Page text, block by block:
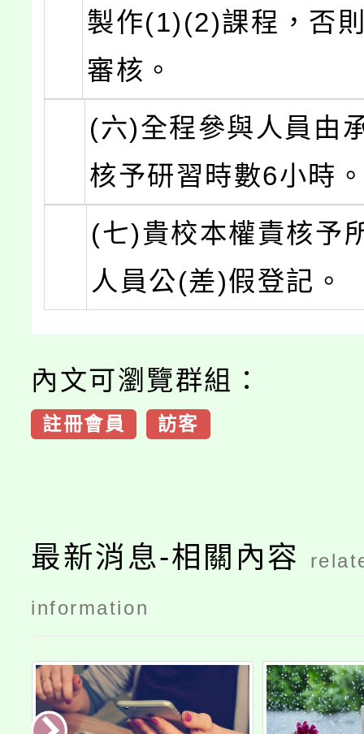
製作(1)(2)課程，否
審核。
(六)全程參與人員由
核予研習時數6小時
(七)貴校本權責核予
人員公(差)假登記。
內文可瀏覽群組：
註冊會員 訪客
最新消息-相關內容
information